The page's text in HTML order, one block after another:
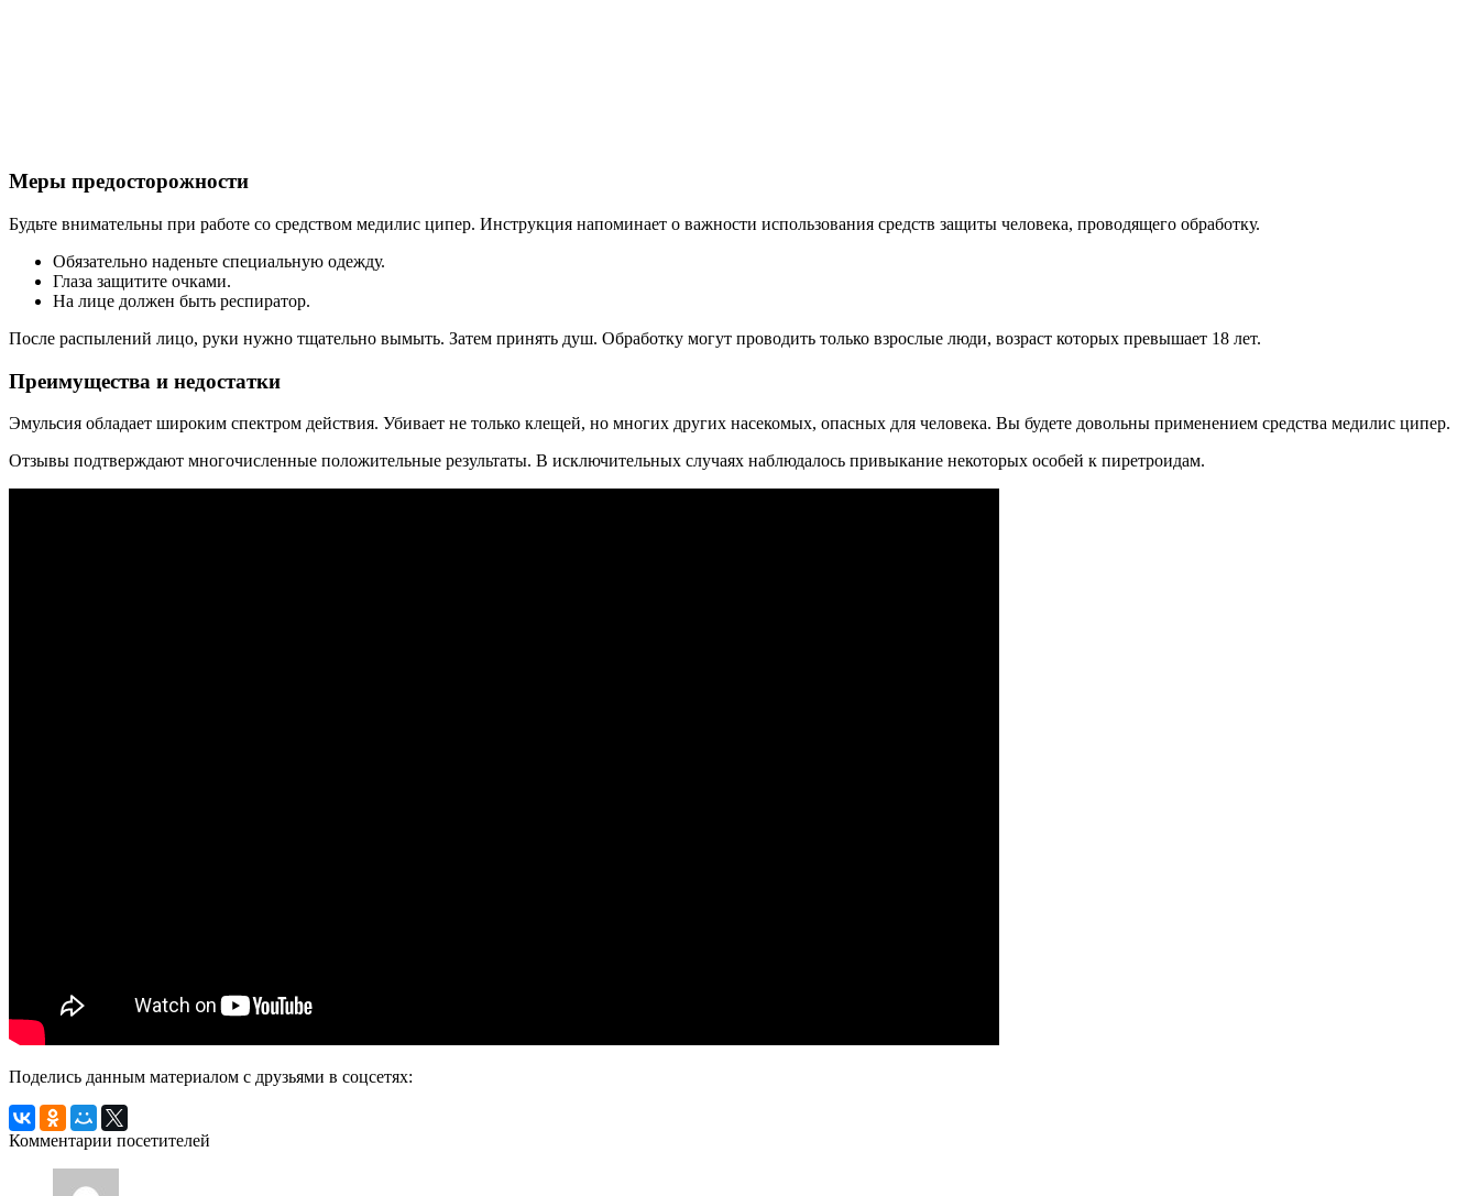
Меры предосторожности
Будьте внимательны при работе со средством медилис ципер. Инструкция напоминает о важности использования средств защиты человека, проводящего обработку.
Обязательно наденьте специальную одежду.
Глаза защитите очками.
На лице должен быть респиратор.
После распылений лицо, руки нужно тщательно вымыть. Затем принять душ. Обработку могут проводить только взрослые люди, возраст которых превышает 18 лет.
Преимущества и недостатки
Эмульсия обладает широким спектром действия. Убивает не только клещей, но многих других насекомых, опасных для человека. Вы будете довольны применением средства медилис ципер.
Отзывы подтверждают многочисленные положительные результаты. В исключительных случаях наблюдалось привыкание некоторых особей к пиретроидам.
Поделись данным материалом с друзьями в соцсетях:
Комментарии посетителей